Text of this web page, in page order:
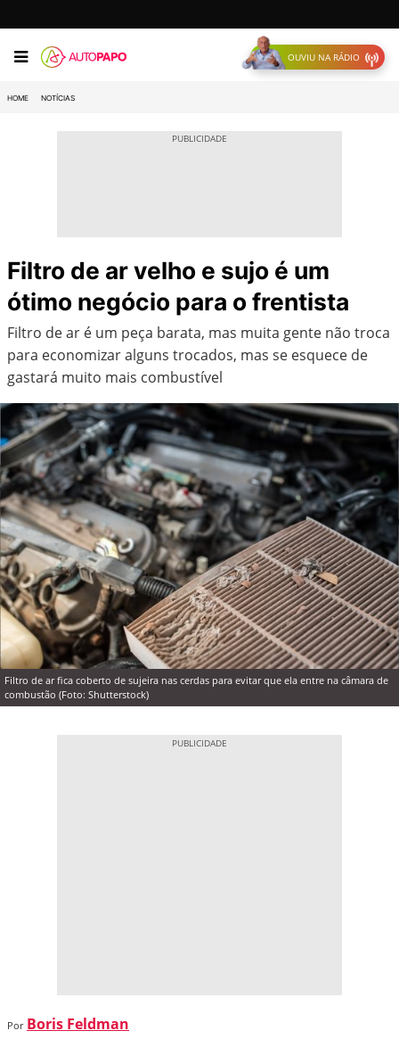
OUVIU NA RÁDIO
HOME NOTÍCIAS
Filtro de ar velho e sujo é um
ótimo negócio para o frentista
Filtro de ar é um peça barata, mas muita gente não troca
para economizar alguns trocados, mas se esquece de
gastará muito mais combustível
Filtro de ar fica coberto de sujeira nas cerdas para evitar que ela entre na câmara de
combustão (Foto: Shutterstock)
Por Boris Feldman